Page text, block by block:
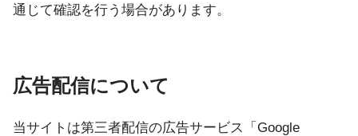
通じて確認を行う場合があります。
広告配信について
当サイトは第三者配信の広告サービス「Google